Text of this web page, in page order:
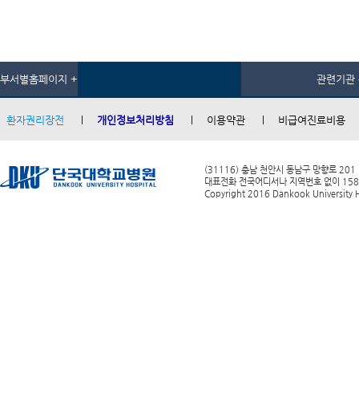
부서별홈페이지 + 관련기관
환자권리장전 개인정보처리방침 이용약관 비급여진료비용
(31116) 충남 천안시 동남구 망향로 201
대표전화 전국어디서나 지역번호 없이
Copyright 2016 Dankook University